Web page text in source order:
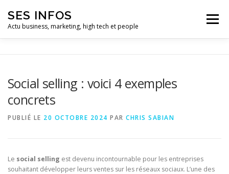
contenu
SES INFOS
Actu business, marketing, high tech et people
Menu
HIGH TECH ET INFORMATIQUE
Social selling : voici 4 exemples
concrets
PUBLIÉ LE 20 OCTOBRE 2024 PAR CHRIS SABIAN
Le social selling est devenu incontournable pour les entreprises
souhaitant développer leurs ventes sur les réseaux sociaux. L’une des